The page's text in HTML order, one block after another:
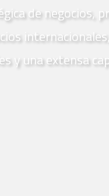
de negocios,
internacionales,
y una extensa